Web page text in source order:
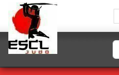
Panneau de gestion des cookies